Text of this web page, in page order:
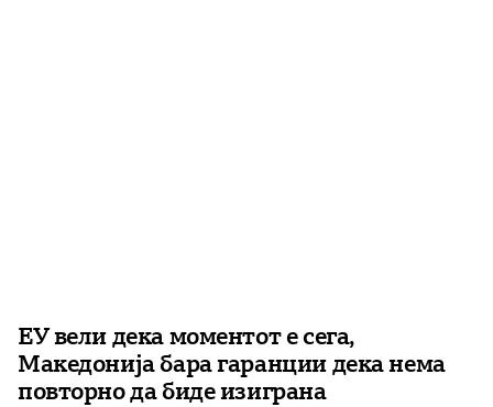
ЕУ вели дека моментот е сега,
Македонија бара гаранции дека нема
повторно да биде изиграна